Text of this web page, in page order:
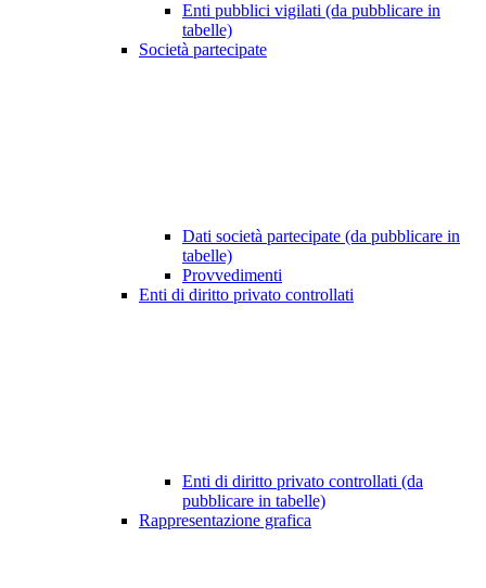
Enti pubblici vigilati (da pubblicare in
tabelle)
Società partecipate
Dati società partecipate (da pubblicare in
tabelle)
Provvedimenti
Enti di diritto privato controllati
Enti di diritto privato controllati (da
pubblicare in tabelle)
Rappresentazione grafica